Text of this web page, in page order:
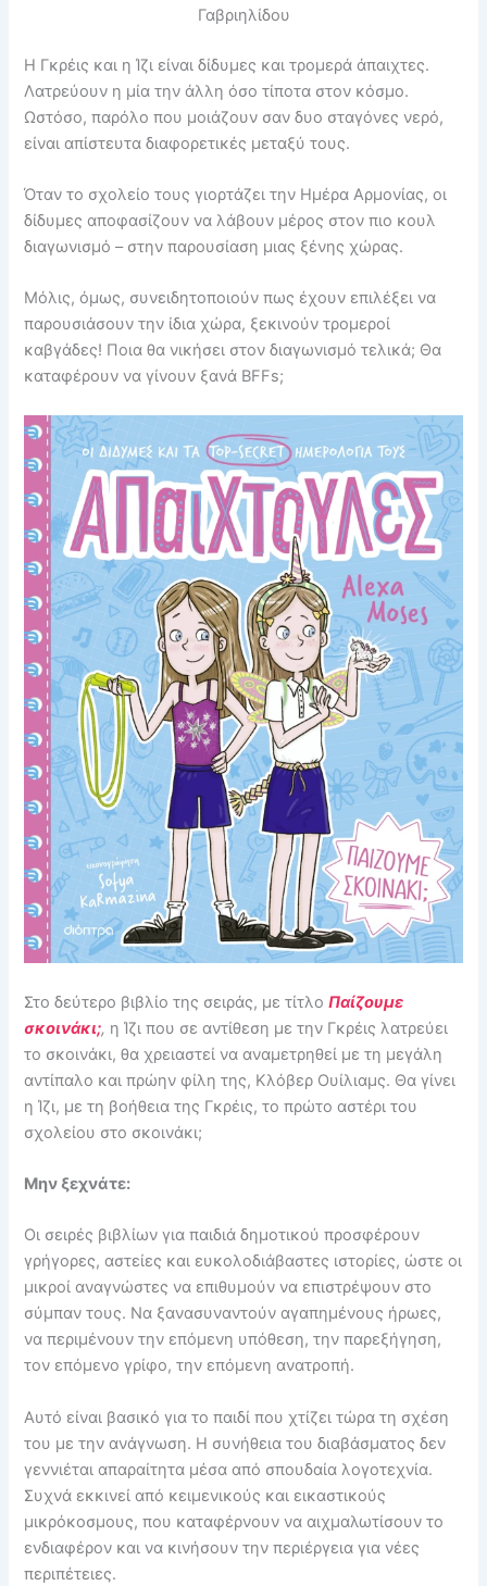
Γαβριηλίδου
Η Γκρέις και η Ίζι είναι δίδυμες και τρομερά άπαιχτες.
Λατρεύουν η μία την άλλη όσο τίποτα στον κόσμο.
Ωστόσο, παρόλο που μοιάζουν σαν δυο σταγόνες νερό,
είναι απίστευτα διαφορετικές μεταξύ τους.
Όταν το σχολείο τους γιορτάζει την Ημέρα Αρμονίας, οι
δίδυμες αποφασίζουν να λάβουν μέρος στον πιο κουλ
διαγωνισμό – στην παρουσίαση μιας ξένης χώρας.
Μόλις, όμως, συνειδητοποιούν πως έχουν επιλέξει να
παρουσιάσουν την ίδια χώρα, ξεκινούν τρομεροί
καβγάδες! Ποια θα νικήσει στον διαγωνισμό τελικά; Θα
καταφέρουν να γίνουν ξανά BFFs;
Στο δεύτερο βιβλίο της σειράς, με τίτλοΠαίζουμε
σκοινάκι;, η Ίζι που σε αντίθεση με την Γκρέις λατρεύει
το σκοινάκι, θα χρειαστεί να αναμετρηθεί με τη μεγάλη
αντίπαλο και πρώην φίλη της, Κλόβερ Ουίλιαμς. Θα γίνει
η Ίζι, με τη βοήθεια της Γκρέις, το πρώτο αστέρι του
σχολείου στο σκοινάκι;
Μην ξεχνάτε:
Οι σειρές βιβλίων για παιδιά δημοτικού προσφέρουν
γρήγορες, αστείες και ευκολοδιάβαστες ιστορίες, ώστε οι
μικροί αναγνώστες να επιθυμούν να επιστρέψουν στο
σύμπαν τους. Να ξανασυναντούν αγαπημένους ήρωες,
να περιμένουν την επόμενη υπόθεση, την παρεξήγηση,
τον επόμενο γρίφο, την επόμενη ανατροπή.
Αυτό είναι βασικό για το παιδί που χτίζει τώρα τη σχέση
του με την ανάγνωση. Η συνήθεια του διαβάσματος δεν
γεννιέται απαραίτητα μέσα από σπουδαία λογοτεχνία.
Συχνά εκκινεί από κειμενικούς και εικαστικούς
μικρόκοσμους, που καταφέρνουν να αιχμαλωτίσουν το
ενδιαφέρον και να κινήσουν την περιέργεια για νέες
περιπέτειες.